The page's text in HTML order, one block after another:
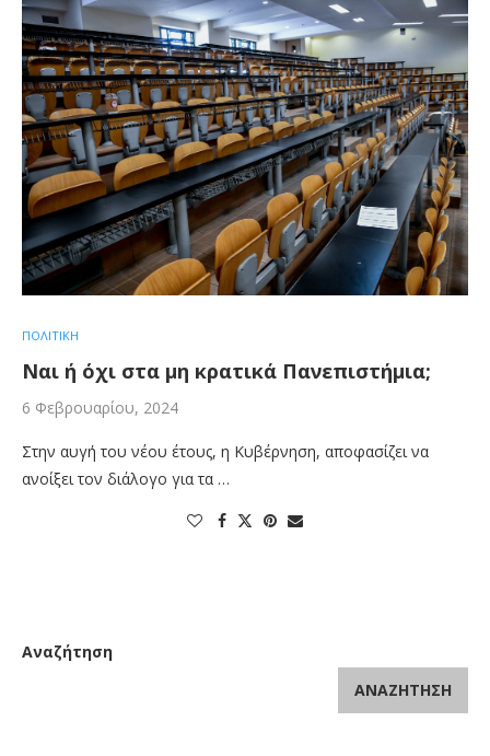
ΠΟΛΙΤΙΚΗ
Ναι ή όχι στα μη κρατικά Πανεπιστήμια;
6 Φεβρουαρίου, 2024
Στην αυγή του νέου έτους, η Κυβέρνηση, αποφασίζει να
ανοίξει τον διάλογο για τα …
Αναζήτηση
ΑΝΑΖΉΤΗΣΗ